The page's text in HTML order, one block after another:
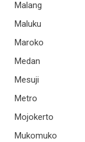
Malang
Maluku
Maroko
Medan
Mesuji
Metro
Mojokerto
Mukomuko